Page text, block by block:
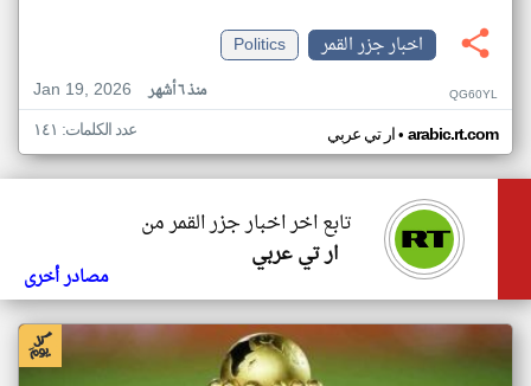
اخبار جزر القمر
Politics
Jan 19, 2026
منذ ٦ أشهر QG60YL
ار تي عربي• arabic.rt.com عدد الكلمات: ١٤١
تابع اخر اخبار جزر القمر من
ار تي عربي
مصادر أخرى